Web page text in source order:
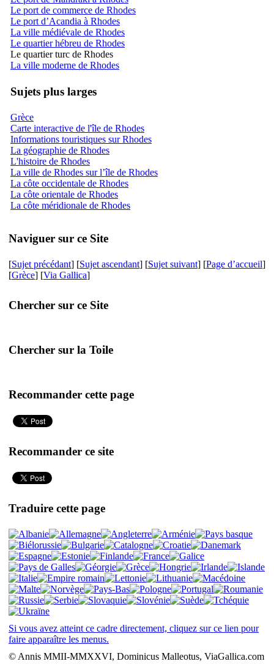
Le port de commerce de Rhodes
Le port d’Acandia à Rhodes
La ville médiévale de Rhodes
Le quartier hébreu de Rhodes
Le quartier turc de Rhodes
La ville moderne de Rhodes
Sujets plus larges
Grèce
Carte interactive de l'île de Rhodes
Informations touristiques sur Rhodes
La géographie de Rhodes
L'histoire de Rhodes
La ville de Rhodes sur l’île de Rhodes
La côte occidentale de Rhodes
La côte orientale de Rhodes
La côte méridionale de Rhodes
Naviguer sur ce Site
[Sujet précédant] [Sujet ascendant] [Sujet suivant] [Page d’accueil]
[Grèce] [Via Gallica]
Chercher sur ce Site
Chercher sur la Toile
Recommander cette page
Recommander ce site
Traduire cette page
Si vous avez atteint ce cadre directement, cliquez sur ce lien pour
faire apparaître les menus.
© Annis MMII-MMXXVI, Dominicus Malleotus, ViaGallica.com